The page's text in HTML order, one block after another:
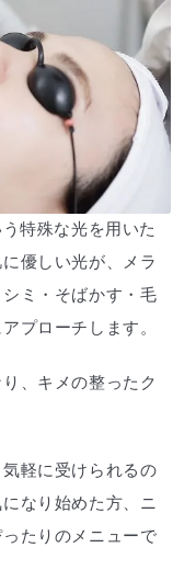
特殊な光を用いた
優しい光が、メラ
ミ・そばかす・毛
プローチします。
、キメの整ったク
軽に受けられるの
なり始めた方、ニ
たりのメニューで